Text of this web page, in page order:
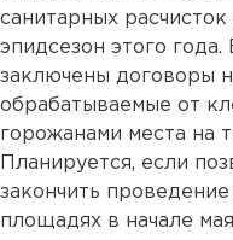
санитарных
эпидсезон этого
заключены договоры
обрабатываемые от
горожанами места на
Планируется, если
закончить
площадях в начале